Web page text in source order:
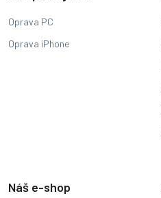
Oprava PC
Oprava iPhone
Náš e-shop